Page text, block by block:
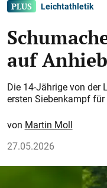
Leichtathletik
auf Anhieb
Die 14-Jährige von der
ersten Siebenkampf
Martin Moll
27.05.2026